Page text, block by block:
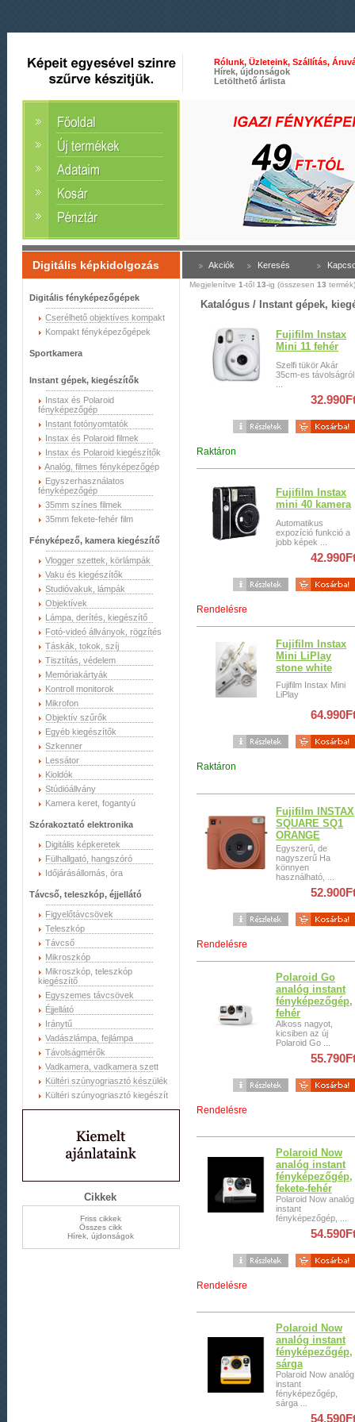
Rólunk, Üzleteink, Szállítás,
Hírek, újdonságok
Letölthető árlista
Digitális képkidolgozás
Digitális fényképezőgépek
Cserélhető objektíves kompakt
Kompakt fényképezőgépek
Sportkamera
Instant gépek, kiegészítők
Instax és Polaroid
fényképezőgép
Instant fotónyomtatók
Instax és Polaroid filmek
Instax és Polaroid kiegészítők
Analóg, filmes fényképezőgép
Egyszerhasználatos
fényképezőgép
35mm színes filmek
35mm fekete-fehér film
Fényképező, kamera kiegészítő
Vlogger szettek, körlámpák
Vaku és kiegészítők
Studióvakuk, lámpák
Objektívek
Lámpa, derítés, kiegészítő
Fotó-videó állványok, rögzítés
Táskák, tokok, szíj
Tisztítás, védelem
Memóriakártyák
Kontroll monitorok
Mikrofon
Objektív szűrők
Egyéb kiegészítők
Szkenner
Lessátor
Kioldók
Stúdióállvány
Kamera keret, fogantyú
Szórakoztató elektronika
Digitális képkeretek
Fülhallgató, hangszóró
Időjárásállomás, óra
Távcső, teleszkóp, éjjellátó
Figyelőtávcsövek
Teleszkóp
Távcső
Mikroszkóp
Mikroszkóp, teleszkóp
kiegészítő
Egyszemes távcsövek
Éjjellátó
Iránytű
Vadászlámpa, fejlámpa
Távolságmérők
Vadkamera, vadkamera szett
Kültéri szúnyogriasztó készülék
Kültéri szúnyogriasztó kiegészít
Cikkek
Friss cikkek
Összes cikk
Hírek, újdonságok
Akciók Keresés
Megjelenítve1-től13-ig (összesen13
Katalógus / Instant gépek,
Fujifilm Instax
Mini 11 fehér
Szelfi tükör Akár
35cm-es távolságról
Raktáron
Fujifilm Instax
mini 40 kamera
Automatikus
expozíció funkció a
jobb képek ...
Rendelésre
Fujifilm Instax
Mini LiPlay
stone white
Fujifilm Instax Mini
LiPlay
Raktáron
Fujifilm INSTAX
SQUARE SQ1
ORANGE
Egyszerű, de
nagyszerű Ha
könnyen
használható, ...
Rendelésre
Polaroid Go
analóg instant
fényképezőgép,
fehér
Alkoss nagyot,
kicsiben az új
Polaroid Go ...
Rendelésre
Polaroid Now
analóg instant
fényképezőgép,
fekete-fehér
Polaroid Now analóg
instant
fényképezőgép, ...
Rendelésre
Polaroid Now
analóg instant
fényképezőgép,
sárga
Polaroid Now analóg
instant
fényképezőgép,
sárga ...